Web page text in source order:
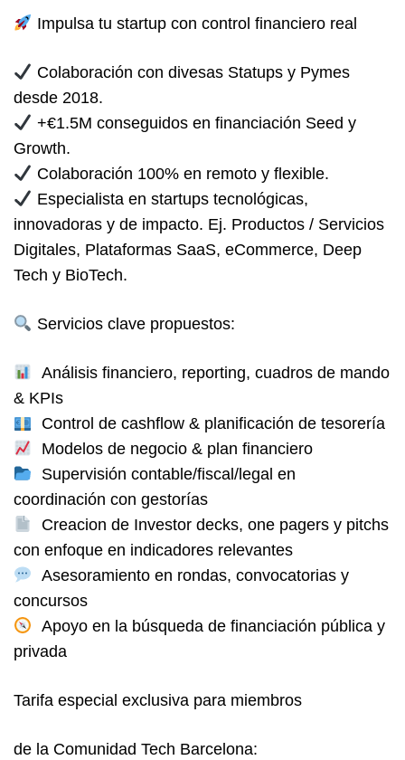
Impulsa tu startup con control financiero real
Colaboración con divesas Statups y Pymes
desde 2018.
+€1.5M conseguidos en financiación Seed y
Growth.
Colaboración 100% en remotoy flexible.
Especialista en startups tecnológicas,
innovadoras y de impacto. Ej. Productos / Servicios
Digitales, Plataformas SaaS, eCommerce, Deep
Tech y BioTech.
Servicios clave propuestos:
Análisis financiero, reporting, cuadros de mando
& KPIs
Control de cashflow & planificación de tesorería
Modelos de negocio & plan financiero
Supervisión contable/fiscal/legal en
coordinación con gestorías
Creacion de Investor decks, one pagers y pitchs
con enfoque en indicadores relevantes
Asesoramiento en rondas, convocatorias y
concursos
Apoyo en la búsqueda de financiación pública y
privada
Tarifa especial exclusiva para miembros
de la Comunidad Tech Barcelona: